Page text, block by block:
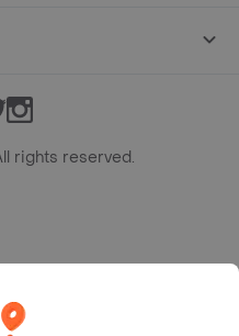
Instagram
rights reserved.